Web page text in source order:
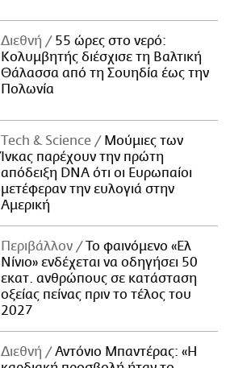
Διεθνή
55 ώρες στο νερό:
Κολυμβητής διέσχισε τη Βαλτική
Θάλασσα από τη Σουηδία έως την
Πολωνία
Τech & Science
Μούμιες των
Ίνκας παρέχουν την πρώτη
απόδειξη DNA ότι οι Ευρωπαίοι
μετέφεραν την ευλογιά στην
Αμερική
Περιβάλλον
Το φαινόμενο «Ελ
Νίνιο» ενδέχεται να οδηγήσει 50
εκατ. ανθρώπους σε κατάσταση
οξείας πείνας πριν το τέλος του
2027
Διεθνή
Αντόνιο Μπαντέρας: «Η